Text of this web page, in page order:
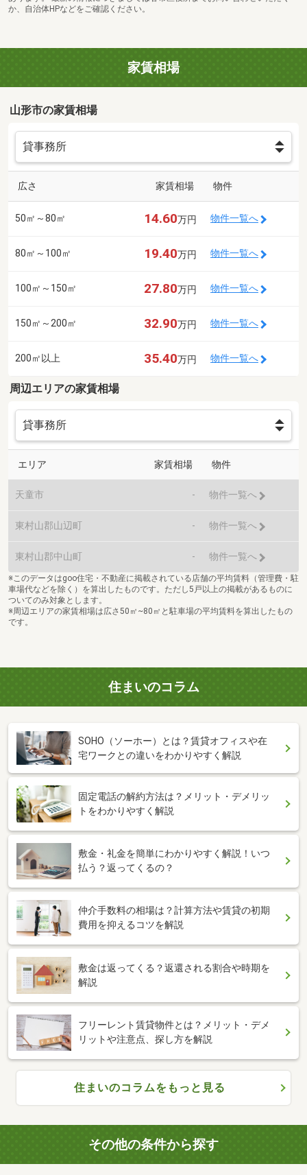
か、自治体HPなどをご確認ください。
家賃相場
山形市の家賃相場
広さ 家賃相場 物件
50㎡～80㎡ 14.60万円 物件一覧へ
80㎡～100㎡ 19.40万円 物件一覧へ
100㎡～150㎡ 27.80万円 物件一覧へ
150㎡～200㎡ 32.90万円 物件一覧へ
200㎡以上 35.40万円 物件一覧へ
周辺エリアの家賃相場
エリア 家賃相場 物件
天童市 - 物件一覧へ
東村山郡山辺町 - 物件一覧へ
東村山郡中山町 - 物件一覧へ
※このデータはgoo住宅・不動産に掲載されている店舗の平均賃料（管理費・駐
車場代などを除く）を算出したものです。ただし5戸以上の掲載があるものに
ついてのみ対象とします。
※周辺エリアの家賃相場は広さ50㎡~80㎡と駐車場の平均賃料を算出したもの
です。
住まいのコラム
SOHO（ソーホー）とは？賃貸オフィスや在
宅ワークとの違いをわかりやすく解説
固定電話の解約方法は？メリット・デメリッ
トをわかりやすく解説
敷金・礼金を簡単にわかりやすく解説！いつ
払う？返ってくるの？
仲介手数料の相場は？計算方法や賃貸の初期
費用を抑えるコツを解説
敷金は返ってくる？返還される割合や時期を
解説
フリーレント賃貸物件とは？メリット・デメ
リットや注意点、探し方を解説
住まいのコラムをもっと見る
その他の条件から探す